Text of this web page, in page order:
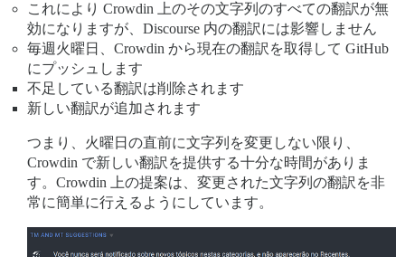
これにより Crowdin 上のその文字列のすべての翻訳が無
効になりますが、Discourse 内の翻訳には影響しません
毎週火曜日、Crowdin から現在の翻訳を取得して GitHub
にプッシュします
不足している翻訳は削除されます
新しい翻訳が追加されます
つまり、火曜日の直前に文字列を変更しない限り、
Crowdin で新しい翻訳を提供する十分な時間がありま
す。Crowdin 上の提案は、変更された文字列の翻訳を非
常に簡単に行えるようにしています。